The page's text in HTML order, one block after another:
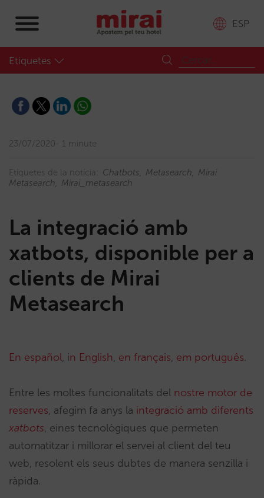
ESP
Etiquetes
23/07/2020 1 minute
Etiquetes de la notícia: Chatbots Metasearch
Mirai
Metasearch
Mirai_metasearch
La integració amb
xatbots, disponible per a
clients de Mirai
Metasearch
En español, in English, en français, em português.
Entre les moltes funcionalitats del nostre motor de
reserves, afegim fa anys la integració amb diferents
xatbots, eines tecnològiques que permeten
automatitzar i millorar el servei al client del teu
web, resolent els seus dubtes de manera senzilla i
ràpida.